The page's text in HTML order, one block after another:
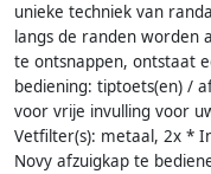
unieke techniek van
langs de randen worden
te ontsnappen, ontstaat
bediening: tiptoets(en) /
voor vrije invulling voor
Vetfilter(s): metaal, 2x *
Novy afzuigkap te